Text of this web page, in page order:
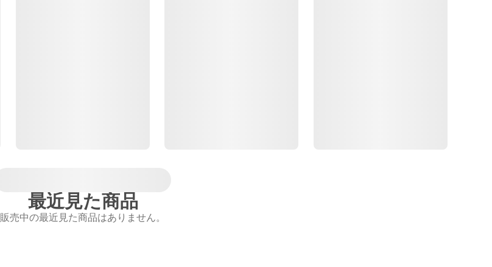
最近見た商品
販売中の最近見た商品はありません。